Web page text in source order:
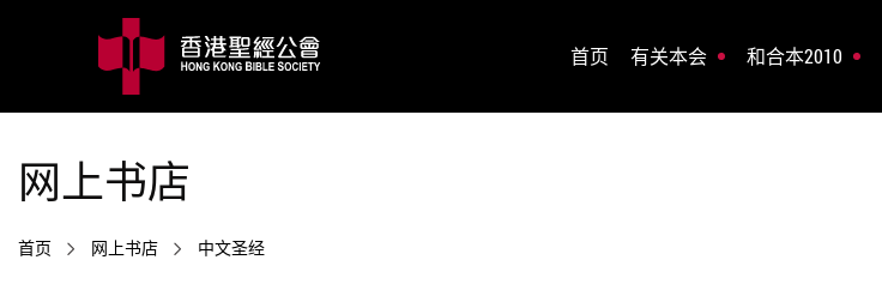
首页 有关本会 和合本2010
网上书店
首页 网上书店 中文圣经